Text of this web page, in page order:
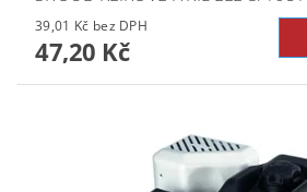
39,01 Kč bez DPH
47,20 Kč